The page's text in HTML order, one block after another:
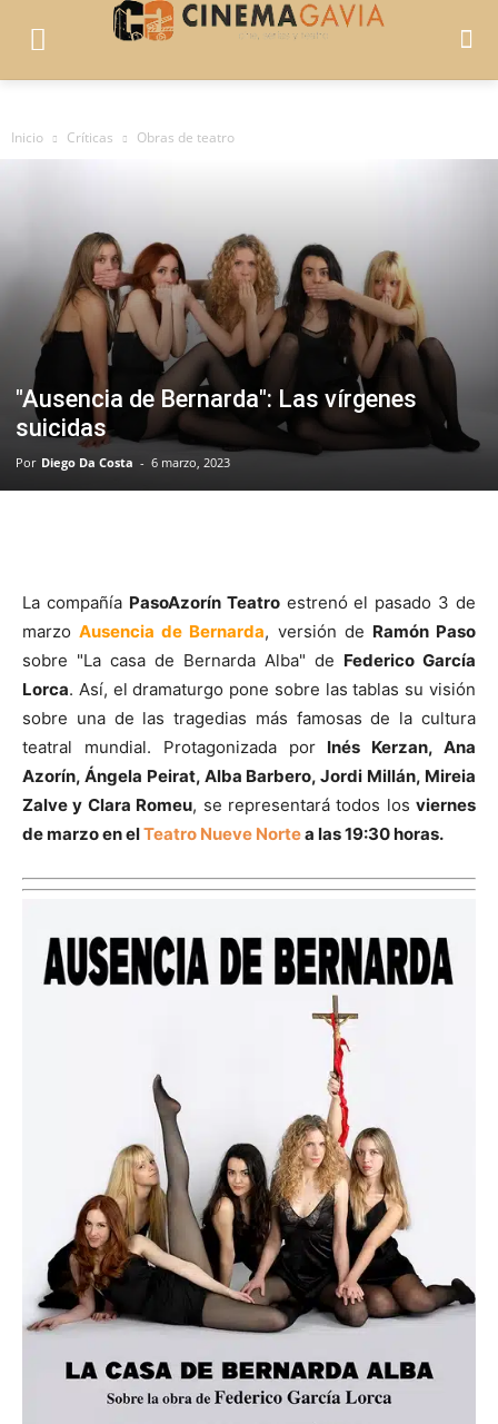
Inicio Críticas Obras de teatro
"Ausencia de Bernarda": Las vírgenes
suicidas
Por Diego Da Costa - 6 marzo, 2023
La compañía PasoAzorín Teatroestrenó el pasado 3 de
marzoAusencia de Bernarda, versión de Ramón Paso
sobre "La casa de Bernarda Alba" de Federico García
Lorca. Así, el dramaturgo pone sobre las tablas su visión
sobre una de las tragedias más famosas de la cultura
teatral mundial. Protagonizada por Inés Kerzan, Ana
Azorín, Ángela Peirat, Alba Barbero, Jordi Millán, Mireia
Zalve y Clara Romeu, se representará todos los viernes
de marzo en elTeatro Nueve Nortea las 19:30 horas.